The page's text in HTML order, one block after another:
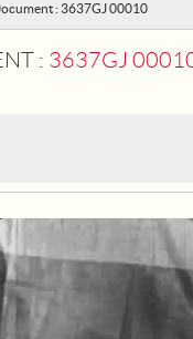
: 3637GJ 00010
: 3637GJ